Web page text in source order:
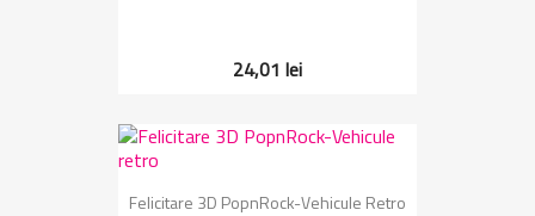
24,01 lei
Felicitare 3D PopnRock-Vehicule Retro